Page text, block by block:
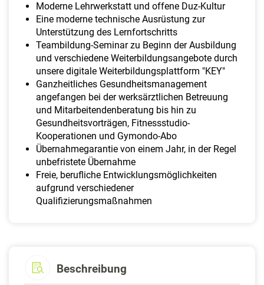
Moderne Lehrwerkstatt und offene Duz-Kultur
Eine moderne technische Ausrüstung zur
Unterstützung des Lernfortschritts
Teambildung-Seminar zu Beginn der Ausbildung
und verschiedene Weiterbildungsangebote durch
unsere digitale Weiterbildungsplattform "KEY"
Ganzheitliches Gesundheitsmanagement
angefangen bei der werksärztlichen Betreuung
und Mitarbeitendenberatung bis hin zu
Gesundheitsvorträgen, Fitnessstudio-
Kooperationen und Gymondo-Abo
Übernahmegarantie von einem Jahr, in der Regel
unbefristete Übernahme
Freie, berufliche Entwicklungsmöglichkeiten
aufgrund verschiedener
Qualifizierungsmaßnahmen
Beschreibung